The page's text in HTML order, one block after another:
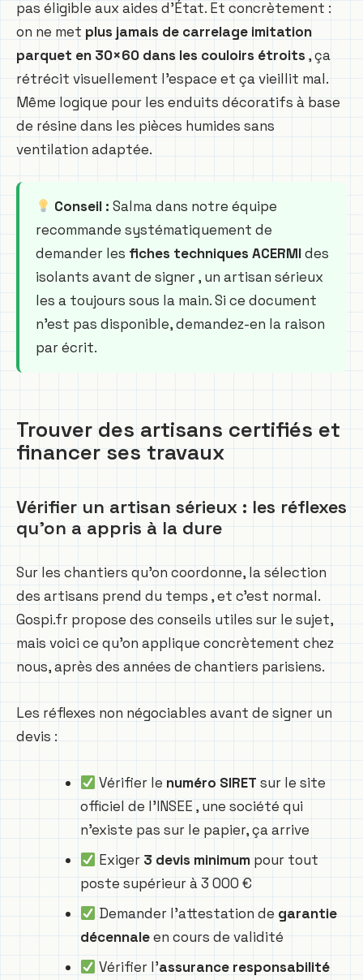
pas éligible aux aides d’État. Et concrètement :
on ne met plus jamais de carrelage imitation
parquet en 30×60 dans les couloirs étroits , ça
rétrécit visuellement l’espace et ça vieillit mal.
Même logique pour les enduits décoratifs à base
de résine dans les pièces humides sans
ventilation adaptée.
Conseil : Salma dans notre équipe
recommande systématiquement de
demander les fiches techniques ACERMIdes
isolants avant de signer , un artisan sérieux
les a toujours sous la main. Si ce document
n’est pas disponible, demandez-en la raison
par écrit.
Trouver des artisans certifiés et
financer ses travaux
Vérifier un artisan sérieux : les réflexes
qu’on a appris à la dure
Sur les chantiers qu’on coordonne, la sélection
des artisans prend du temps , et c’est normal.
Gospi.fr propose des conseils utiles sur le sujet,
mais voici ce qu’on applique concrètement chez
nous, après des années de chantiers parisiens.
Les réflexes non négociables avant de signer un
devis :
Vérifier le numéro SIRET sur le site
officiel de l’INSEE , une société qui
n’existe pas sur le papier, ça arrive
Exiger 3 devis minimum pour tout
poste supérieur à 3 000 €
Demander l’attestation de garantie
décennaleen cours de validité
Vérifier l’assurance responsabilité